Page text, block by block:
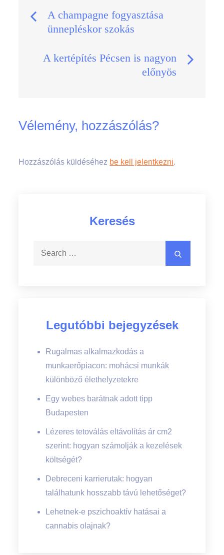
Bejegyzés
navigáció
A champagne fogyasztása
ünnepléskor szokás
A kertépítés Pécsen is nagyon
előnyös
Vélemény, hozzászólás?
Hozzászólás küldéséhez be kell jelentkezni.
Keresés
Legutóbbi bejegyzések
Rugalmas alkalmazkodás a
munkaerőpiacon: mohácsi munkák
különböző élethelyzetekre
Egy webes barátnak adott tipp
Budapesten
Lézeres tetoválás eltávolítás ár cm2
szerint: hogyan számolják a kezelések
költségét?
Debreceni karrierutak: hogyan
találhatunk hosszabb távú lehetőséget?
Lehetnek-e pszichoaktív hatásai a
cannabis olajnak?